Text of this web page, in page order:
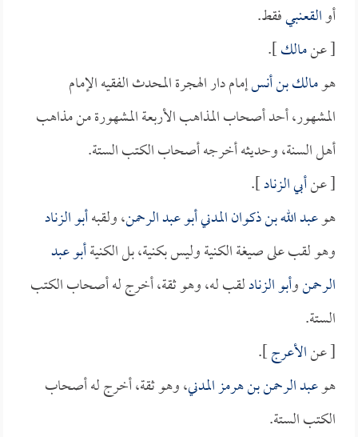
أوالقعنبيفقط.
[ عنمالك].
هومالك بن أنسإمام دار الهجرة المحدث الفقيه الإمام
المشهور، أحد أصحاب المذاهب الأربعة المشهورة من مذاهب
أهل السنة، وحديثه أخرجه أصحاب الكتب الستة.
[ عنأبي الزناد].
هوعبد الله بن ذكوان المدني أبو عبد الرحمن، ولقبهأبو الزناد
وهو لقب على صيغة الكنية وليس بكنية، بل الكنيةأبو عبد
الرحمنوأبو الزنادلقب له، وهو ثقة، أخرج له أصحاب الكتب
الستة.
[ عنالأعرج].
هوعبد الرحمن بن هرمز المدني، وهو ثقة، أخرج له أصحاب
الكتب الستة.